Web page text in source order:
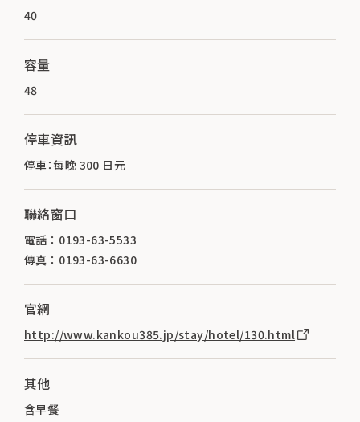
40
容量
48
停車資訊
停車：每晚 300 日元
聯絡窗口
電話 ： 0193-63-5533
傳真 ： 0193-63-6630
官網
http://www.kankou385.jp/stay/hotel/130.html
其他
含早餐